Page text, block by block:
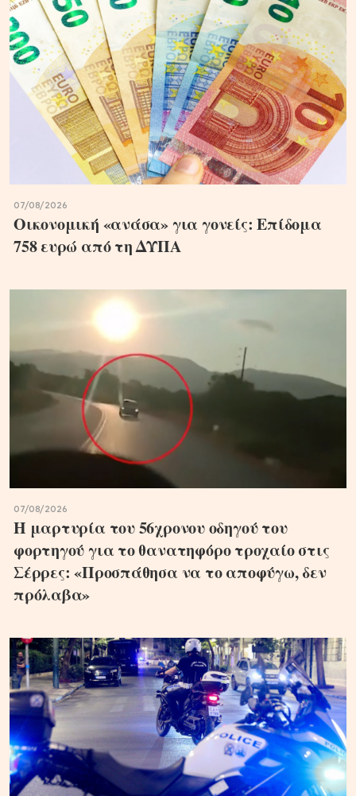
07/08/2026
Oικονομική «ανάσα» για γονείς: Επίδομα
758 ευρώ από τη ΔΥΠΑ
07/08/2026
Η μαρτυρία του 56χρονου οδηγού του
φορτηγού για το θανατηφόρο τροχαίο στις
Σέρρες: «Προσπάθησα να το αποφύγω, δεν
πρόλαβα»